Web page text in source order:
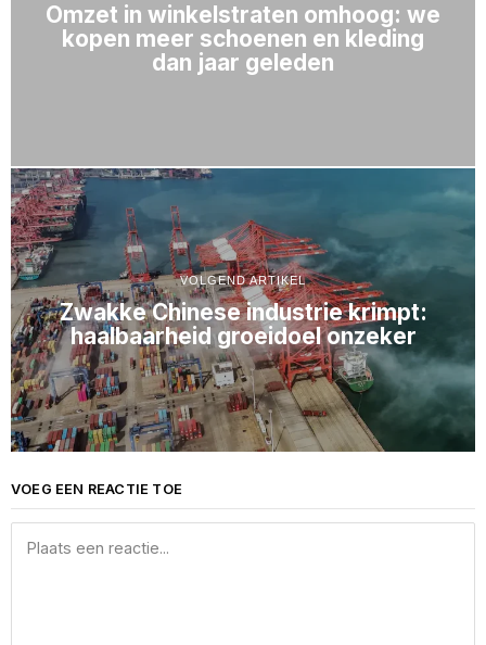
Omzet in winkelstraten omhoog: we
kopen meer schoenen en kleding
dan jaar geleden
VOLGEND ARTIKEL
Zwakke Chinese industrie krimpt:
haalbaarheid groeidoel onzeker
VOEG EEN REACTIE TOE